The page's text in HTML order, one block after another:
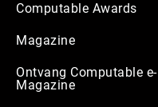
Computable Awards
Magazine
Ontvang Computable e-
Magazine